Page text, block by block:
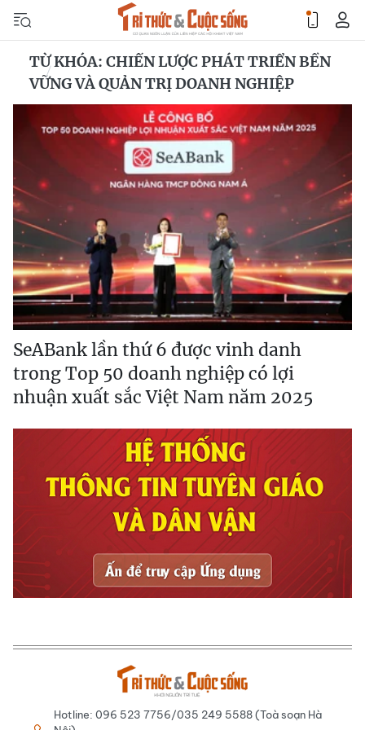
TỪ KHÓA: CHIẾN LƯỢC PHÁT TRIỂN BỀN
VỮNG VÀ QUẢN TRỊ DOANH NGHIỆP
SeABank lần thứ 6 được vinh danh
trong Top 50 doanh nghiệp có lợi
nhuận xuất sắc Việt Nam năm 2025
Hotline: 096 523 7756/035 249 5588 (Toà soạn Hà